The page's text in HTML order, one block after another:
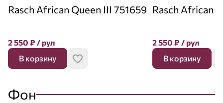
Rasch African Queen III 751659
2 550 ₽ / рул
В корзину
Rasch African
2 550 ₽ / рул
В корзину
Фон